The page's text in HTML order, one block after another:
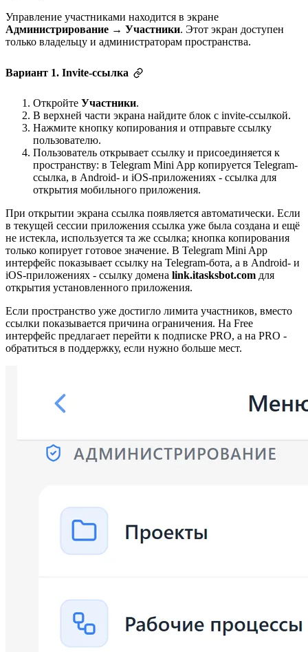
Управление участниками находится в экране
Администрирование → Участники. Этот экран доступен
только владельцу и администраторам пространства.
Вариант 1. Invite-ссылка
Откройте Участники.
В верхней части экрана найдите блок с invite-ссылкой.
Нажмите кнопку копирования и отправьте ссылку
пользователю.
Пользователь открывает ссылку и присоединяется к
пространству: в Telegram Mini App копируется Telegram-
ссылка, в Android- и iOS-приложениях - ссылка для
открытия мобильного приложения.
При открытии экрана ссылка появляется автоматически. Если
в текущей сессии приложения ссылка уже была создана и ещё
не истекла, используется та же ссылка; кнопка копирования
только копирует готовое значение. В Telegram Mini App
интерфейс показывает ссылку на Telegram-бота, а в Android- и
iOS-приложениях - ссылку домена link.itasksbot.com для
открытия установленного приложения.
Если пространство уже достигло лимита участников, вместо
ссылки показывается причина ограничения. На Free
интерфейс предлагает перейти к подписке PRO, а на PRO -
обратиться в поддержку, если нужно больше мест.